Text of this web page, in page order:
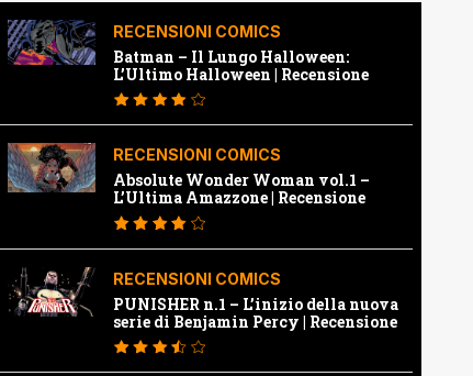
RECENSIONI COMICS
Batman – Il Lungo Halloween:
L’Ultimo Halloween | Recensione
RECENSIONI COMICS
Absolute Wonder Woman vol.1 –
L’Ultima Amazzone | Recensione
RECENSIONI COMICS
PUNISHER n.1 – L’inizio della nuova
serie di Benjamin Percy | Recensione